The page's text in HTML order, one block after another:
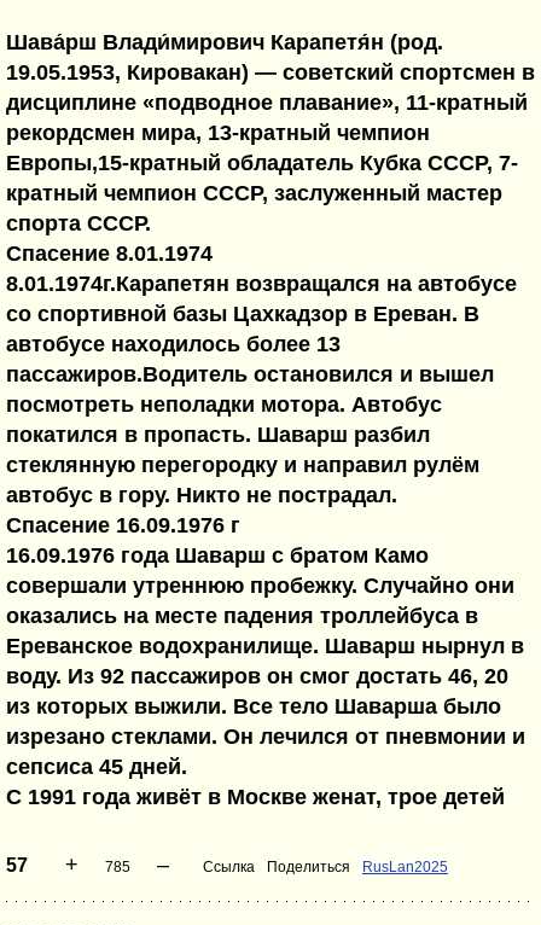
Шава́рш Влади́мирович Карапетя́н (род.
19.05.1953, Кировакан) — советский спортсмен в
дисциплине «подводное плавание», 11-кратный
рекордсмен мира, 13-кратный чемпион
Европы,15-кратный обладатель Кубка СССР, 7-
кратный чемпион СССР, заслуженный мастер
спорта СССР.
Спасение 8.01.1974
8.01.1974г.Карапетян возвращался на автобусе
со спортивной базы Цахкадзор в Ереван. В
автобусе находилось более 13
пассажиров.Водитель остановился и вышел
посмотреть неполадки мотора. Автобус
покатился в пропасть. Шаварш разбил
стеклянную перегородку и направил рулём
автобус в гору. Никто не пострадал.
Спасение 16.09.1976 г
16.09.1976 года Шаварш с братом Камо
совершали утреннюю пробежку. Случайно они
оказались на месте падения троллейбуса в
Ереванское водохранилище. Шаварш нырнул в
воду. Из 92 пассажиров он смог достать 46, 20
из которых выжили. Все тело Шаварша было
изрезано стеклами. Он лечился от пневмонии и
сепсиса 45 дней.
С 1991 года живёт в Москве женат, трое детей
57 + 785 – Ссылка Поделиться RusLan2025